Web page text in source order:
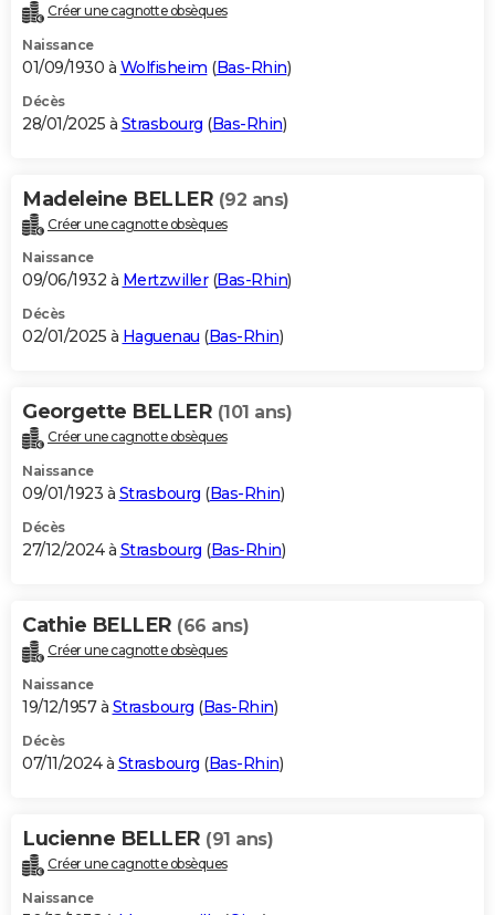
Créer une cagnotte obsèques
Naissance
01/09/1930 à Wolfisheim (Bas-Rhin)
Décès
28/01/2025 à Strasbourg (Bas-Rhin)
Madeleine BELLER (92 ans)
Créer une cagnotte obsèques
Naissance
09/06/1932 à Mertzwiller(Bas-Rhin)
Décès
02/01/2025 à Haguenau (Bas-Rhin)
Georgette BELLER (101 ans)
Créer une cagnotte obsèques
Naissance
09/01/1923 à Strasbourg (Bas-Rhin)
Décès
27/12/2024 à Strasbourg (Bas-Rhin)
Cathie BELLER (66 ans)
Créer une cagnotte obsèques
Naissance
19/12/1957 à Strasbourg (Bas-Rhin)
Décès
07/11/2024 à Strasbourg (Bas-Rhin)
Lucienne BELLER (91 ans)
Créer une cagnotte obsèques
Naissance